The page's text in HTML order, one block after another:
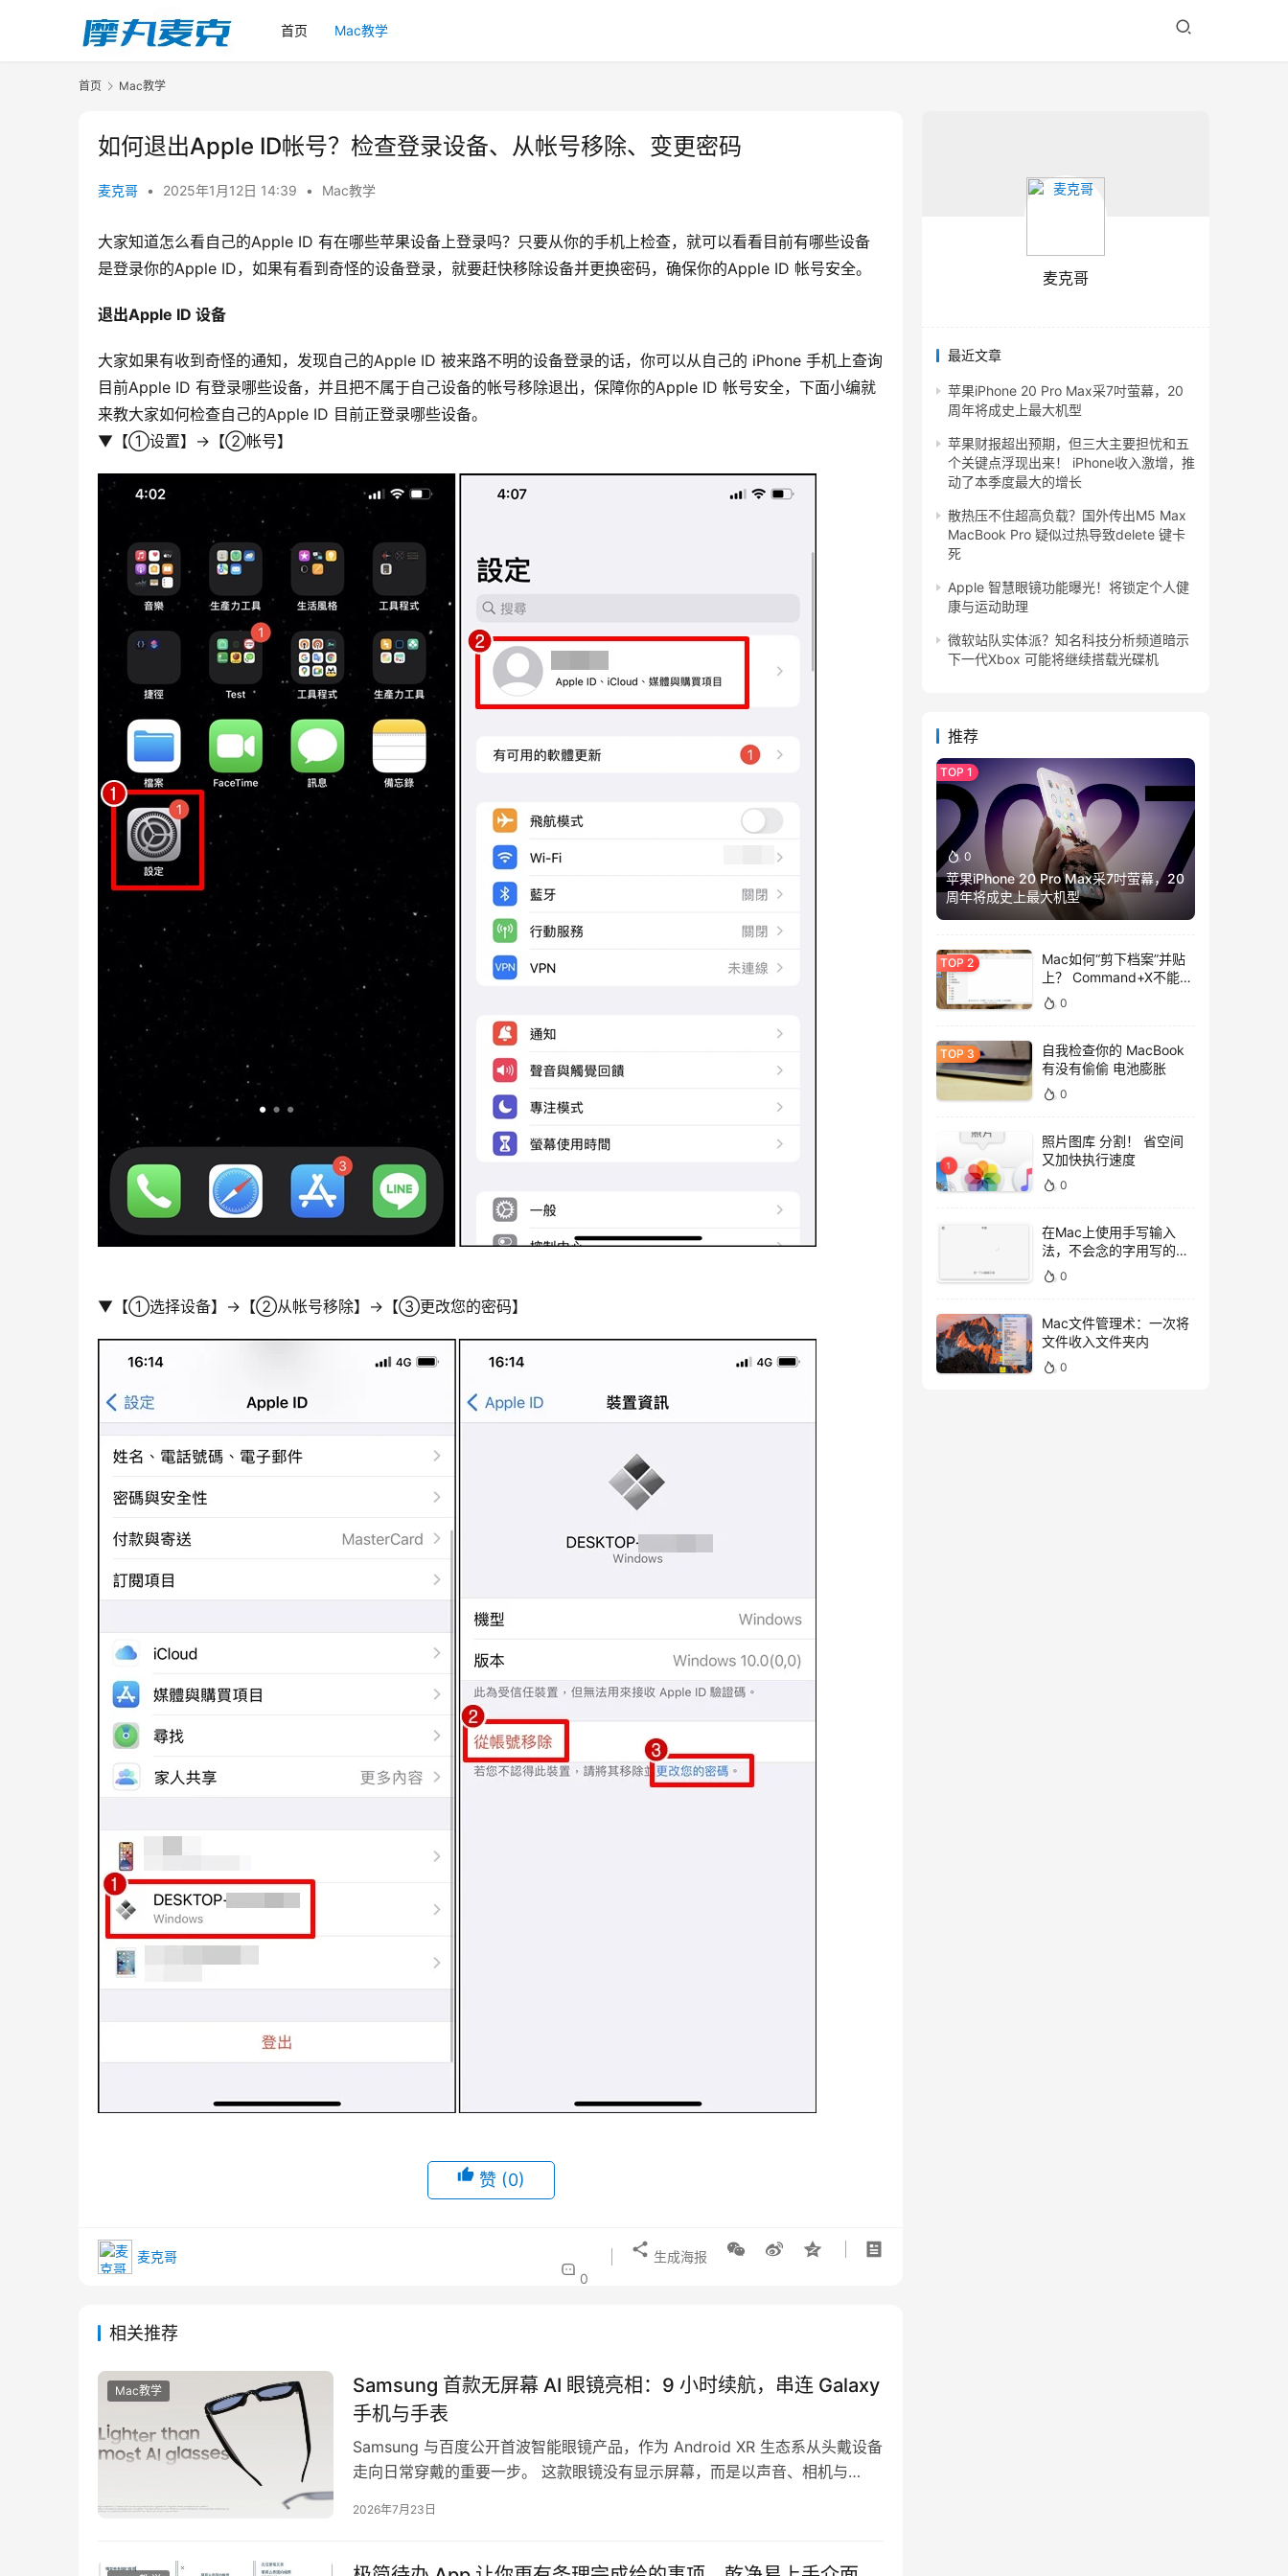
首页 Mac教学
首页 Mac教学
如何退出Apple ID帐号？检查登录设备、从帐号移除、变更密码
麦克哥 • 2025年1月12日 14:39 • Mac教学
大家知道怎么看自己的Apple ID 有在哪些苹果设备上登录吗？只要从你的手机上检查，就可以看看目前有哪些设备
是登录你的Apple ID，如果有看到奇怪的设备登录，就要赶快移除设备并更换密码，确保你的Apple ID 帐号安全。
退出Apple ID 设备
大家如果有收到奇怪的通知，发现自己的Apple ID 被来路不明的设备登录的话，你可以从自己的 iPhone 手机上查询
目前Apple ID 有登录哪些设备，并且把不属于自己设备的帐号移除退出，保障你的Apple ID 帐号安全，下面小编就
来教大家如何检查自己的Apple ID 目前正登录哪些设备。
▼【➀设置】→【➁帐号】
▼【➀选择设备】→【➁从帐号移除】→【➂更改您的密码】
赞 (0)
麦克哥
0
生成海报
相关推荐
Mac教学
Samsung 首款无屏幕 AI 眼镜亮相：9 小时续航，串连 Galaxy
手机与手表
Samsung 与百度公开首波智能眼镜产品，作为 Android XR 生态系从头戴设备
走向日常穿戴的重要一步。 这款眼镜没有显示屏幕，而是以声音、相机与
2026年7月23日
麦克哥
最近文章
苹果iPhone 20 Pro Max采7吋萤幕，20
周年将成史上最大机型
苹果财报超出预期，但三大主要担忧和五
个关键点浮现出来！ iPhone收入激增，推
动了本季度最大的增长
散热压不住超高负载？国外传出M5 Max
MacBook Pro 疑似过热导致delete 键卡
死
Apple 智慧眼镜功能曝光！将锁定个人健
康与运动助理
微软站队实体派？知名科技分析频道暗示
下一代Xbox 可能将继续搭载光碟机
推荐
0
苹果iPhone 20 Pro Max采7吋萤幕，20
周年将成史上最大机型
Mac如何“剪下档案”并贴
上？ Command+X不能
用，用这招吧！
0
自我检查你的 MacBook
有没有偷偷 电池膨胀
0
照片图库 分割！ 省空间
又加快执行速度
0
在Mac上使用手写输入
法，不会念的字用写的就
好！
0
Mac文件管理术：一次将
文件收入文件夹内
0